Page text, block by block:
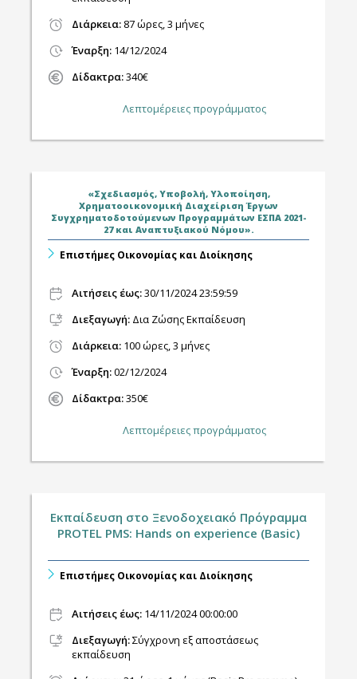
Διάρκεια: 87 ώρες, 3 μήνες
Έναρξη: 14/12/2024
Δίδακτρα:340€
Λεπτομέρειες προγράμματος
«Σχεδιασμός, Υποβολή, Υλοποίηση,
Χρηματοοικονομική Διαχείριση Έργων
Συγχρηματοδοτούμενων Προγραμμάτων ΕΣΠΑ 2021-
27 και Αναπτυξιακού Νόμου».
Επιστήμες Οικονομίας και Διοίκησης
Αιτήσεις έως:30/11/2024 23:59:59
Διεξαγωγή: Δια Ζώσης Εκπαίδευση
Διάρκεια: 100 ώρες, 3 μήνες
Έναρξη:02/12/2024
Δίδακτρα:350€
Λεπτομέρειες προγράμματος
Εκπαίδευση στο Ξενοδοχειακό Πρόγραμμα
PROTEL PMS: Hands on experience (Basic)
Επιστήμες Οικονομίας και Διοίκησης
Αιτήσεις έως: 14/11/2024 00:00:00
Διεξαγωγή:Σύγχρονη εξ αποστάσεως
εκπαίδευση